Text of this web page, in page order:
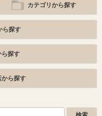
カテゴリから探す
ら探す
ら探す
から探す